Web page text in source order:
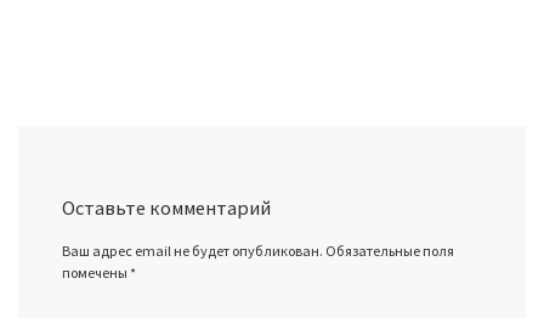
Оставьте комментарий
Ваш адрес email не будет опубликован. Обязательные поля
помечены*